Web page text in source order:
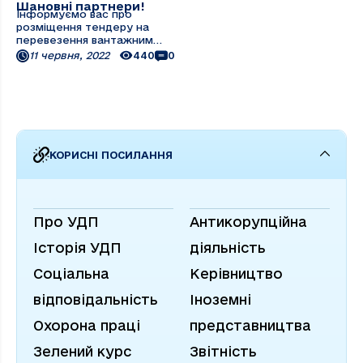
Шановні партнери!
Інформуємо вас про
розміщення тендеру на
перевезення вантажним
флотом Українського
Дунайського Пароплавства
Також для вашої зручності,
11 червня, 2022 440 0
КОРИСНІ ПОСИЛАННЯ
Про УДП
Історія УДП
Соціальна
відповідальність
Охорона праці
Зелений курс
Антикорупційна
діяльність
Керівництво
Іноземні
представництва
Звітність